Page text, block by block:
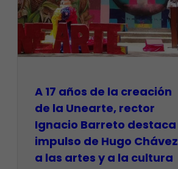
A 17 años de la creación
de la Unearte, rector
Ignacio Barreto destaca
impulso de Hugo Chávez
a las artes y a la cultura